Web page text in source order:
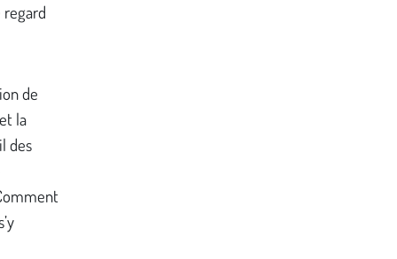
regard
de
la
des